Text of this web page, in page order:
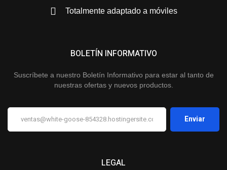
Totalmente adaptado a móviles
LEGAL
BOLETÍN INFORMATIVO
Suscríbete a nuestro Boletín Informativo para estar al tanto de
nuestras ofertas y nuevos productos.